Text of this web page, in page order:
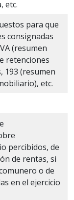
etc.
para que
consignadas
(resumen
retenciones
193 (resumen
etc.
percibidos, de
de rentas, si
o de
en el ejercicio